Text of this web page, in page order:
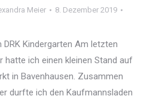
Meier
8. Dezember 2019
Kindergarten Am letzten
hatte ich einen kleinen Stand auf
in Bavenhausen. Zusammen
durfte ich den Kaufmannsladen